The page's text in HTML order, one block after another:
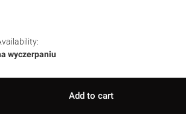
wyczerpaniu
Add to cart